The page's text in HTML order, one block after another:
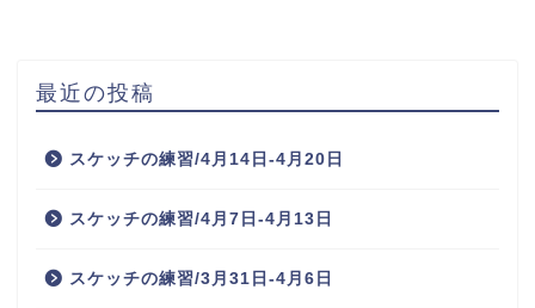
最近の投稿
スケッチの練習/4月14日-4月20日
スケッチの練習/4月7日-4月13日
スケッチの練習/3月31日-4月6日